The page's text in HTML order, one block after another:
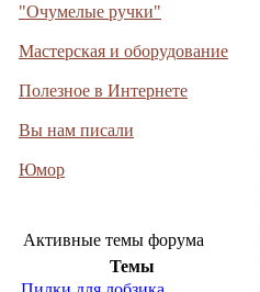
"Очумелые ручки"
Мастерская и оборудование
Полезное в Интернете
Вы нам писали
Юмор
Активные темы форума
Темы